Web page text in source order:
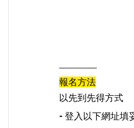
報名方法
以先到先得方式
- 登入以下網址填